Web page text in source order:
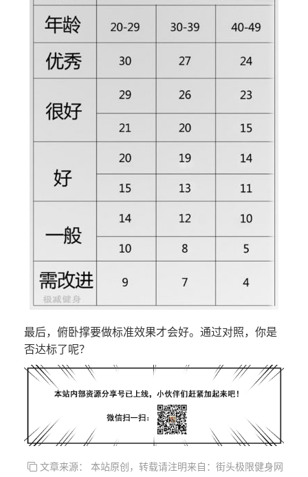
最后，俯卧撑要做标准效果才会好。通过对照，你是
否达标了呢？
文章来源： 本站原创，转载请注明来自：街头极限健身网